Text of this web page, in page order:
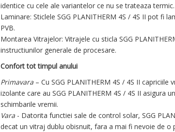
identice cu cele ale variantelor ce nu se trateaza termic.
Laminare: Sticlele SGG PLANITHERM 4S / 4S II pot fi
PVB.
Montarea Vitrajelor: Vitrajele cu sticla SGG
instructiunilor generale de procesare.
Confort tot timpul anului
Primavara– Cu SGG PLANITHERM 4S / 4S II
izolante care au SGG PLANITHERM 4S / 4S II asigura
schimbarile vremii.
Vara- Datorita functiei sale de control solar, SGG
decat un vitraj dublu obisnuit, fara a mai fi nevoie de o